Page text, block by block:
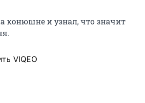
конюшне и узнал, что значит
VIQEO